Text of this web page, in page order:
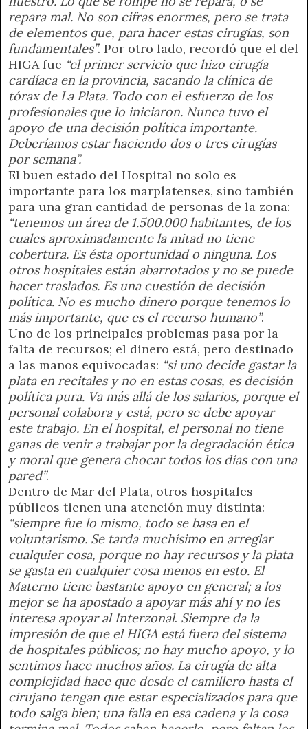
repara mal. No son cifras enormes, pero se trata
de elementos que, para hacer estas cirugías, son
fundamentales”. Por otro lado, recordó que el del
HIGA fue “el primer servicio que hizo cirugía
cardíaca en la provincia, sacando la clínica de
tórax de La Plata. Todo con el esfuerzo de los
profesionales que lo iniciaron. Nunca tuvo el
apoyo de una decisión política importante.
Deberíamos estar haciendo dos o tres cirugías
por semana”.
El buen estado del Hospital no solo es
importante para los marplatenses, sino también
para una gran cantidad de personas de la zona:
“tenemos un área de 1.500.000 habitantes, de los
cuales aproximadamente la mitad no tiene
cobertura. Es ésta oportunidad o ninguna. Los
otros hospitales están abarrotados y no se puede
hacer traslados. Es una cuestión de decisión
política. No es mucho dinero porque tenemos lo
más importante, que es el recurso humano”.
Uno de los principales problemas pasa por la
falta de recursos; el dinero está, pero destinado
a las manos equivocadas: “si uno decide gastar la
plata en recitales y no en estas cosas, es decisión
política pura. Va más allá de los salarios, porque el
personal colabora y está, pero se debe apoyar
este trabajo. En el hospital, el personal no tiene
ganas de venir a trabajar por la degradación ética
y moral que genera chocar todos los días con una
pared”.
Dentro de Mar del Plata, otros hospitales
públicos tienen una atención muy distinta:
“siempre fue lo mismo, todo se basa en el
voluntarismo. Se tarda muchísimo en arreglar
cualquier cosa, porque no hay recursos y la plata
se gasta en cualquier cosa menos en esto. El
Materno tiene bastante apoyo en general; a los
mejor se ha apostado a apoyar más ahí y no les
interesa apoyar al Interzonal. Siempre da la
impresión de que el HIGA está fuera del sistema
de hospitales públicos; no hay mucho apoyo, y lo
sentimos hace muchos años. La cirugía de alta
complejidad hace que desde el camillero hasta el
cirujano tengan que estar especializados para que
todo salga bien; una falla en esa cadena y la cosa